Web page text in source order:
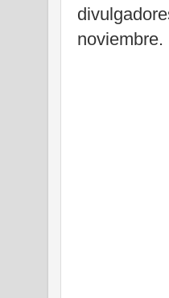
noviembre.